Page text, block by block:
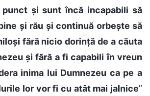
și sunt încă incapabili să
și rău și continuă orbește să
fără nicio dorință de a căuta
și fără a fi capabili în vreun
inima lui Dumnezeu ca pe a
lor vor fi cu atât mai jalnice”